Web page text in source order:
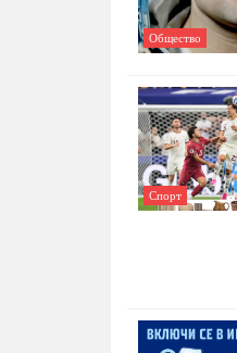
Общество
Спорт